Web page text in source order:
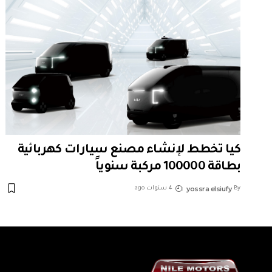
كيا تخطط لإنشاء مصنع سيارات كهربائية
بطاقة 100000 مركبة سنوياً
By
yossra elsiufy 4 سنوات ago